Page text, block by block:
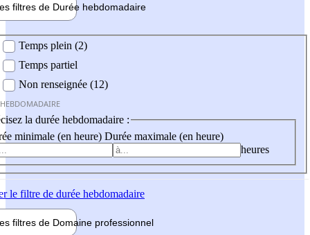
filtres de Durée hebdomadaire
Temps plein (2)
Temps partiel
Non renseignée (12)
la durée hebdomadaire :
minimale (en heure) Durée maximale (en heure)
heures
le filtre de durée hebdomadaire
filtres de Domaine professionnel